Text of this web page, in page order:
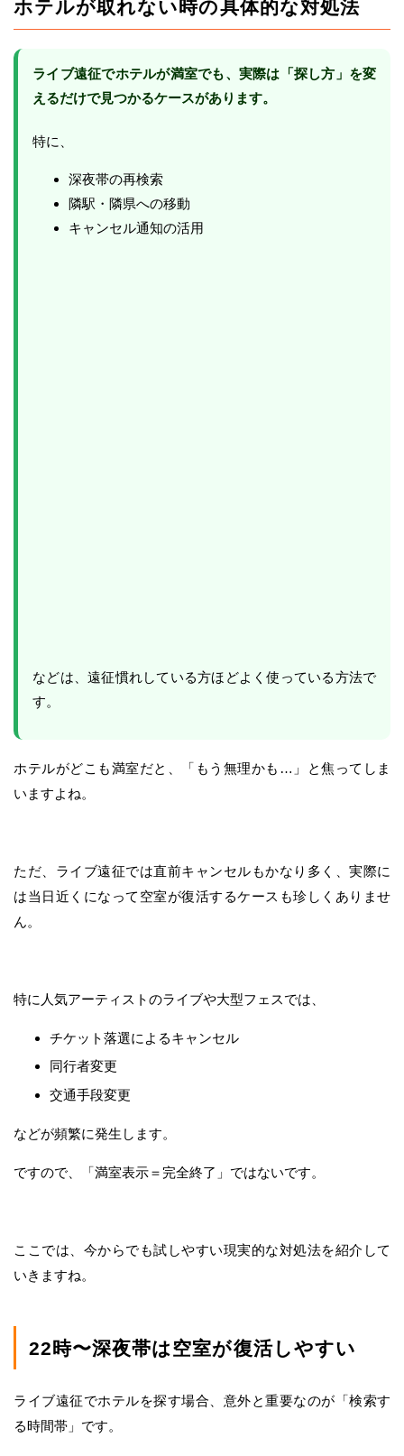
ホテルが取れない時の具体的な対処法
ライブ遠征でホテルが満室でも、実際は「探し方」を変
えるだけで見つかるケースがあります。
特に、
深夜帯の再検索
隣駅・隣県への移動
キャンセル通知の活用
などは、遠征慣れしている方ほどよく使っている方法で
す。
ホテルがどこも満室だと、「もう無理かも…」と焦ってしま
いますよね。
ただ、ライブ遠征では直前キャンセルもかなり多く、実際に
は当日近くになって空室が復活するケースも珍しくありませ
ん。
特に人気アーティストのライブや大型フェスでは、
チケット落選によるキャンセル
同行者変更
交通手段変更
などが頻繁に発生します。
ですので、「満室表示＝完全終了」ではないです。
ここでは、今からでも試しやすい現実的な対処法を紹介して
いきますね。
22時〜深夜帯は空室が復活しやすい
ライブ遠征でホテルを探す場合、意外と重要なのが「検索す
る時間帯」です。